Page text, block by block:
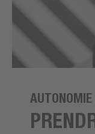
AUTONOMIE